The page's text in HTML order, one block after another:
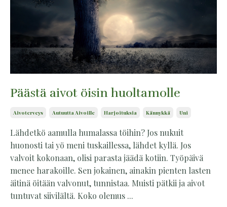
Päästä aivot öisin huoltamolle
Aivoterveys Autuutta Aivoille Harjoituksia Kännykkä Uni
Lähdetkö aamulla humalassa töihin? Jos nukuit
huonosti tai yö meni tuskaillessa, lähdet kyllä. Jos
valvoit kokonaan, olisi parasta jäädä kotiin. Työpäivä
menee harakoille. Sen jokainen, ainakin pienten lasten
äitinä öitään valvonut, tunnistaa. Muisti pätkii ja aivot
tuntuvat siivilältä. Koko olemus ...